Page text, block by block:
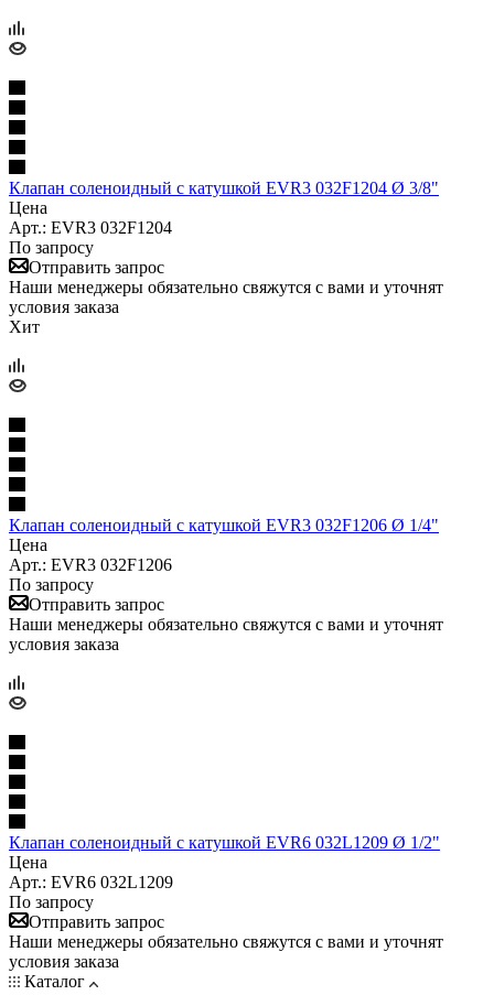
Клапан соленоидный с катушкой EVR3 032F1204 Ø 3/8"
Цена
Арт.: EVR3 032F1204
По запросу
Отправить запрос
Наши менеджеры обязательно свяжутся с вами и уточнят
условия заказа
Хит
Клапан соленоидный с катушкой EVR3 032F1206 Ø 1/4"
Цена
Арт.: EVR3 032F1206
По запросу
Отправить запрос
Наши менеджеры обязательно свяжутся с вами и уточнят
условия заказа
Клапан соленоидный с катушкой EVR6 032L1209 Ø 1/2"
Цена
Арт.: EVR6 032L1209
По запросу
Отправить запрос
Наши менеджеры обязательно свяжутся с вами и уточнят
условия заказа
Каталог